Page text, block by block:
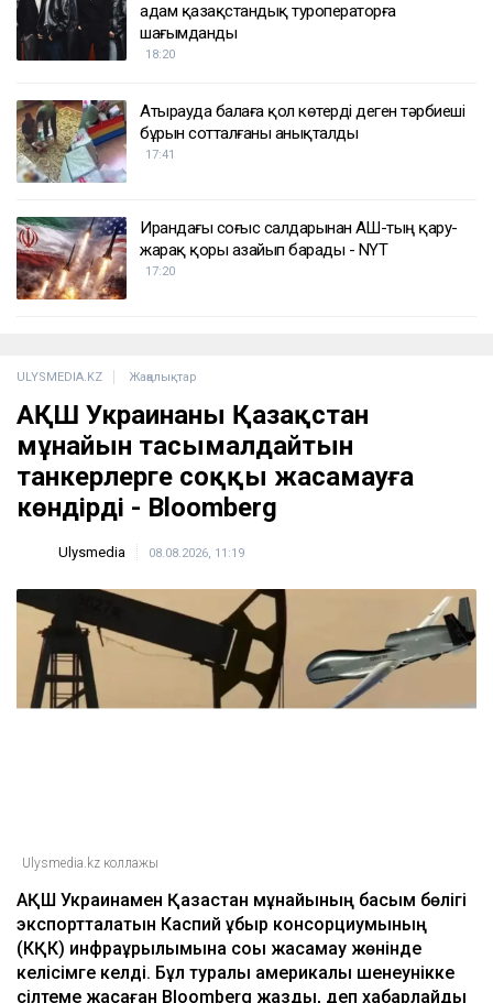
адам қазақстандық туроператорға
шағымданды
18:20
Атырауда балаға қол көтерді деген тәрбиеші
бұрын сотталғаны анықталды
17:41
Ирандағы соғыс салдарынан АҚШ-тың қару-
жарақ қоры азайып барады - NYT
17:20
ULYSMEDIA.KZ Жаңалықтар
АҚШ Украинаны Қазақстан
мұнайын тасымалдайтын
танкерлерге соққы жасамауға
көндірді - Bloomberg
Ulysmedia 08.08.2026, 11:19
Ulysmedia.kz коллажы
АҚШ Украинамен Қазақстан мұнайының басым бөлігі
экспортталатын Каспий құбыр консорциумының
(КҚК) инфрақұрылымына соққы жасамау жөнінде
келісімге келді. Бұл туралы америкалық шенеунікке
сілтеме жасаған Bloomberg жазды, деп хабарлайды